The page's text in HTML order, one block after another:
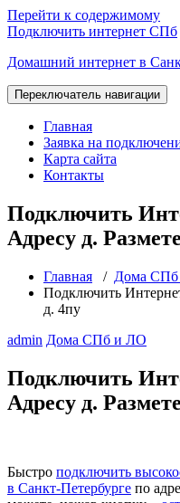
Перейти к содержимому
Подключить интернет СПб
Домашний интернет в
Переключатель навигации
Главная
Заявка на
Карта сайта
Контакты
Подключить
Адресу д.
Главная / Дома
Подключить
д. 4пу
admin Дома СПб и ЛО
Подключить
Адресу д.
Быстро подключить
в Санкт-Петербурге по